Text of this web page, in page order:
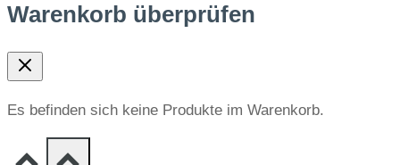
Warenkorb überprüfen
Es befinden sich keine Produkte im Warenkorb.